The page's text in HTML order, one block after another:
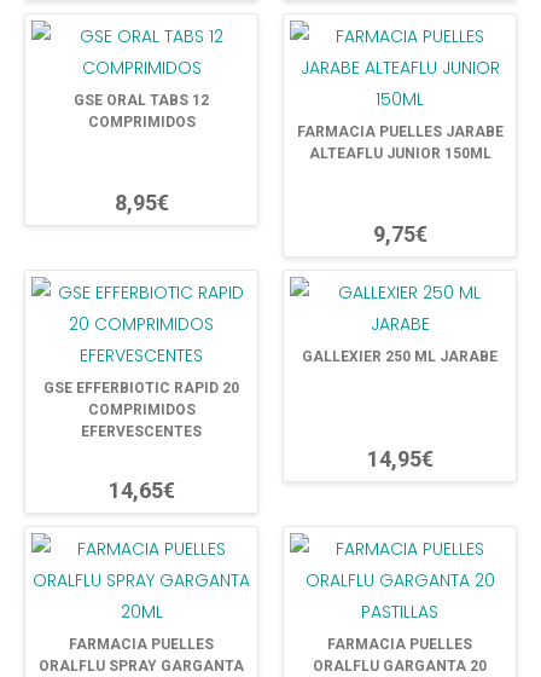
GSE ORAL TABS 12
COMPRIMIDOS
8,95€
FARMACIA PUELLES JARABE
ALTEAFLU JUNIOR 150ML
9,75€
GSE EFFERBIOTIC RAPID 20
COMPRIMIDOS
EFERVESCENTES
14,65€
GALLEXIER 250 ML JARABE
14,95€
FARMACIA PUELLES
ORALFLU SPRAY GARGANTA
FARMACIA PUELLES
ORALFLU GARGANTA 20